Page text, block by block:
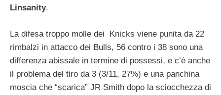
Linsanity.
La difesa troppo molle dei Knicks viene punita da 22
rimbalzi in attacco dei Bulls, 56 contro i 38 sono una
differenza abissale in termine di possessi, e c’è anche
il problema del tiro da 3 (3/11, 27%) e una panchina
moscia che “scarica” JR Smith dopo la sciocchezza di